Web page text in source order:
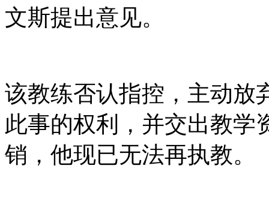
文斯提出意见。
该教练否认指控，主动放
此事的权利，并交出教学
销，他现已无法再执教。